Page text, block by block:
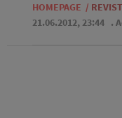
HOMEPAGE /
21.06.2012, 23:44 .